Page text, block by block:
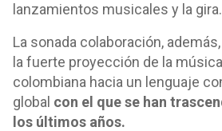
lanzamientos musicales y la gira.
La sonada colaboración,
la fuerte proyección de la
colombiana hacia un lenguaje
global con el que se han
los últimos años.